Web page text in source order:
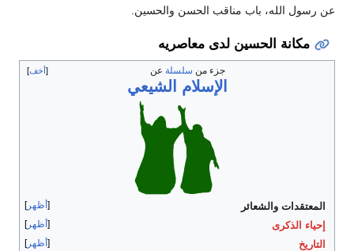
عن رسول الله، باب مناقب الحسن والحسين.
مكانة الحسين لدى معاصريه
أخف جزء من سلسلة عن
الإسلام الشيعي
أظهر المعتقدات والشعائر
أظهر إحياء الذكرى
أظهر التاريخ